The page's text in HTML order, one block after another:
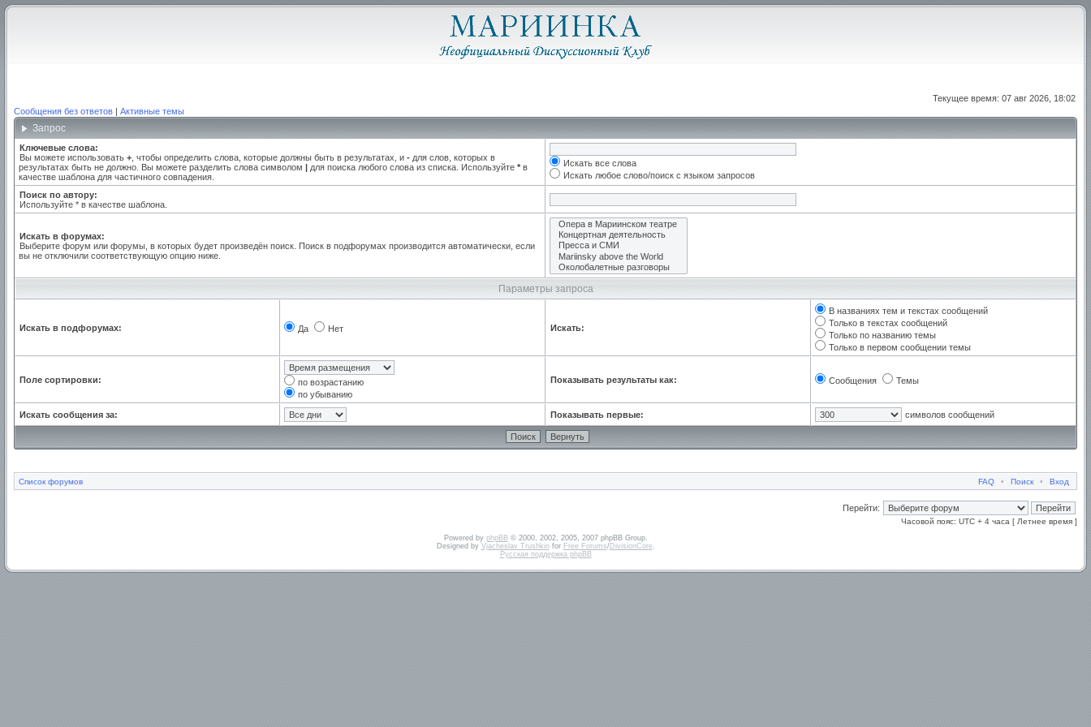
Текущее время: 07 авг 2026, 18:02
Сообщения без ответов | Активные темы
Запрос
Ключевые слова:
Вы можете использовать + , чтобы определить слова, которые должны быть в результатах, и - для слов, которых в
результатах быть не должно. Вы можете разделить слова символом | для поиска любого слова из списка. Используйте * в
качестве шаблона для частичного совпадения.
Искать все слова
Искать любое слово/поиск с языком запросов
Поиск по автору:
Используйте * в качестве шаблона.
Искать в форумах:
Выберите форум или форумы, в которых будет произведён поиск. Поиск в подфорумах производится автоматически, если
вы не отключили соответствующую опцию ниже.
Параметры запроса
Искать в подфорумах: Да Нет Искать:
В названиях тем и текстах сообщений
Только в текстах сообщений
Только по названию темы
Только в первом сообщении темы
Поле сортировки:
по возрастанию
по убыванию
Показывать результаты как: Сообщения Темы
Искать сообщения за: Показывать первые: символов сообщений
Список форумов FAQ • Поиск • Вход
Перейти:
Часовой пояс: UTC + 4 часа [ Летнее время ]
Powered by phpBB© 2000, 2002, 2005, 2007 phpBB Group.
Designed by Vjacheslav Trushkinfor Free Forums/DivisionCore.
Русская поддержка phpBB